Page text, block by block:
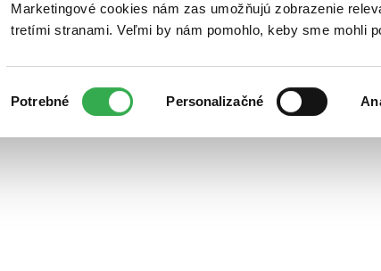
Marketingové cookies nám zas umožňujú zobrazenie
tretími stranami. Veľmi by nám pomohlo, keby sme mohli
súhlasu
Potrebné Personalizačné